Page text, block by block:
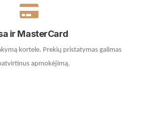
ir MasterCard
kortele. Prekių pristatymas galimas
apmokėjimą.